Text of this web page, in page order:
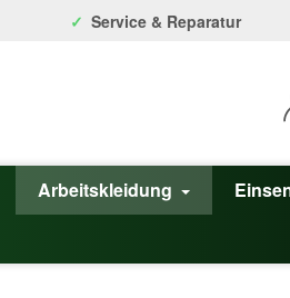
Service & Reparatur
Arbeitskleidung